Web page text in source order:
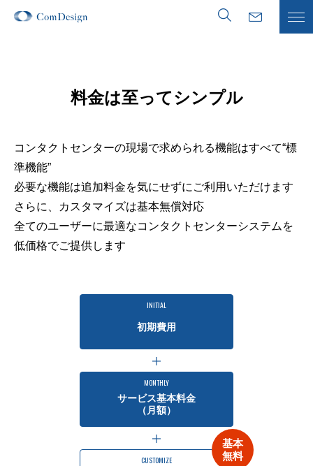
サービスの特徴
アドバンストキット
会社情報
MashUp Solutions
料金は至ってシンプル
コンタクトセンターの現場で求められる機能はすべて“標
準機能”
必要な機能は追加料金を気にせずにご利用いただけます
さらに、カスタマイズは基本無償対応
全てのユーザーに最適なコンタクトセンターシステムを
低価格でご提供します
INITIAL
初期費用
MONTHLY
サービス基本料金
（月額）
CUSTOMIZE
基本
無料